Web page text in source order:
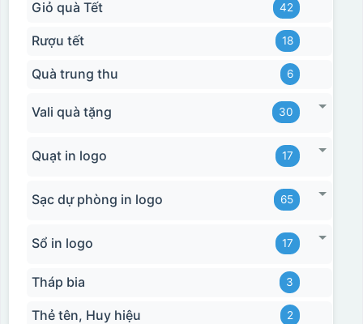
Giỏ quà Tết 42
Rượu tết 18
Quà trung thu 6
Vali quà tặng 30
Quạt in logo 17
Sạc dự phòng in logo 65
Sổ in logo 17
Tháp bia 3
Thẻ tên, Huy hiệu 2